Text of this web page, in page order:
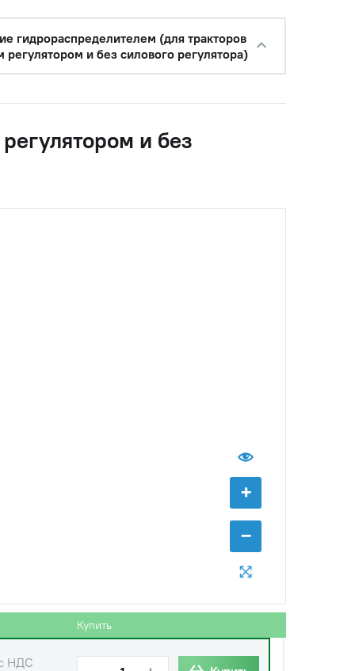
гидрораспределителем (для тракторов
регулятором и без силового регулятора)
и без
+
−
Купить
НДС
Купить
Купить
НДС